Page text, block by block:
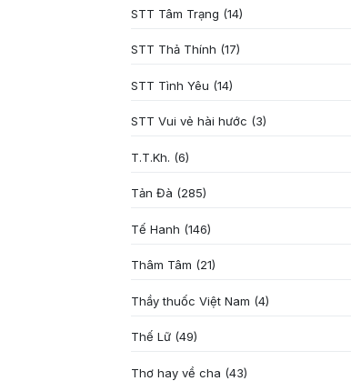
STT Tâm Trạng (14)
STT Thả Thính (17)
STT Tình Yêu (14)
STT Vui vẻ hài hước (3)
T.T.Kh. (6)
Tản Đà (285)
Tế Hanh (146)
Thâm Tâm (21)
Thầy thuốc Việt Nam (4)
Thế Lữ (49)
Thơ hay về cha (43)